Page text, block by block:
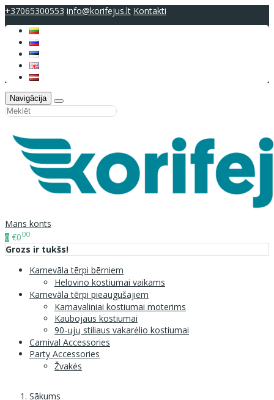
+37065300553 info@korifejus.lt Kontakti
Navigācija
Mans konts
0 €000
Grozs ir tukšs!
Karnevāla tērpi bērniem
Helovino kostiumai vaikams
Karnevāla tērpi pieaugušajiem
Karnavaliniai kostiumai moterims
Kaubojaus kostiumai
90-ųjų stiliaus vakarėlio kostiumai
Carnival Accessories
Party Accessories
Žvakės
Sākums